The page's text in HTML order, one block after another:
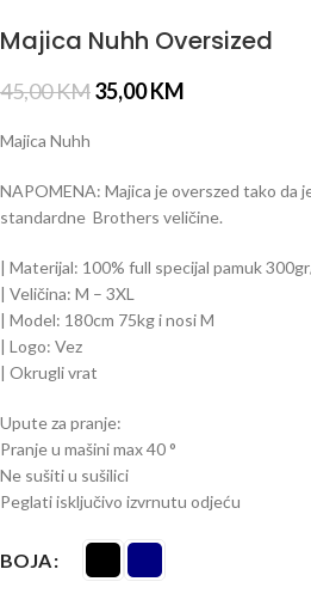
Majica Nuhh Oversized
45,00KM35,00KM
Majica Nuhh
NAPOMENA: Majica je overszed tako da
standardne Brothers veličine.
| Materijal: 100% full specijal pamuk
| Veličina: M – 3XL
| Model: 180cm 75kg i nosi M
| Logo: Vez
| Okrugli vrat
Upute za pranje:
Pranje u mašini max 40 °
Ne sušiti u sušilici
Peglati isključivo izvrnutu odjeću
BOJA